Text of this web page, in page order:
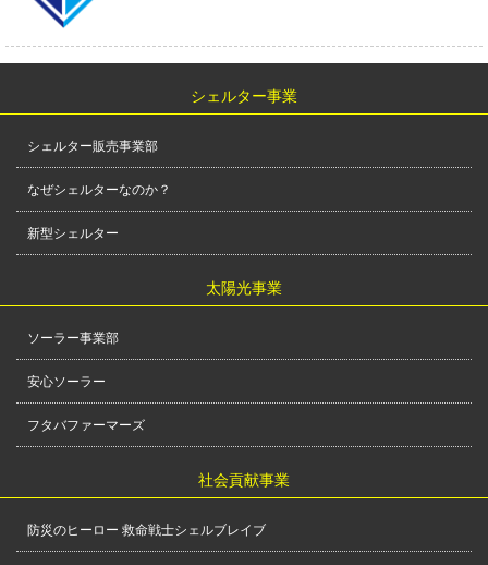
シェルター事業
シェルター販売事業部
なぜシェルターなのか？
新型シェルター
太陽光事業
ソーラー事業部
安心ソーラー
フタバファーマーズ
社会貢献事業
防災のヒーロー 救命戦士シェルブレイブ